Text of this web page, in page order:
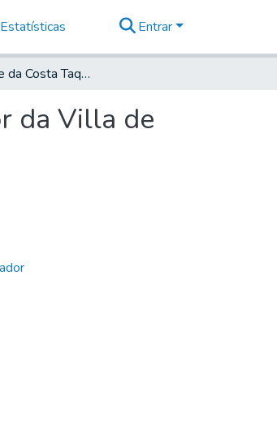
Estatísticas Entrar
Para Vicente da Costa Taques Goes e Aranha, Capitam mor da Villa de Ytú
da Villa de